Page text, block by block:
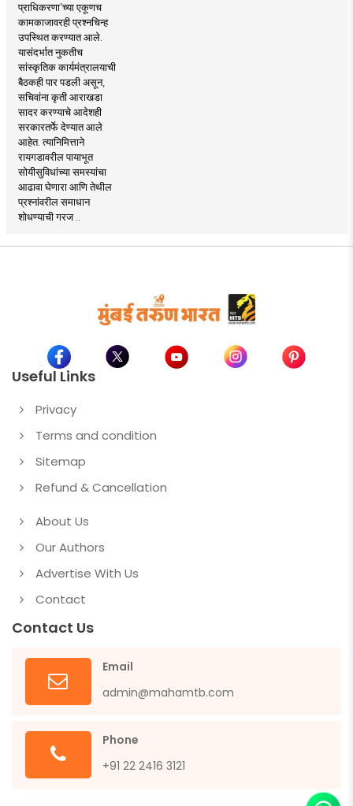
प्राधिकरणा’च्या एकूणच
कामकाजावरही प्रश्नचिन्ह
उपस्थित करण्यात आले.
यासंदर्भात नुकतीच
सांस्कृतिक कार्यमंत्रालयाची
बैठकही पार पडली असून,
सचिवांना कृती आराखडा
सादर करण्याचे आदेशही
सरकारतर्फे देण्यात आले
आहेत. त्यानिमित्ताने
रायगडावरील पायाभूत
सोयीसुविधांच्या समस्यांचा
आढावा घेणारा आणि तेथील
प्रश्नांवरील समाधान
शोधण्याची गरज ..
Useful Links
Privacy
Terms and condition
Sitemap
Refund & Cancellation
About Us
Our Authors
Advertise With Us
Contact
Contact Us
Email
admin@mahamtb.com
Phone
+91 22 2416 3121